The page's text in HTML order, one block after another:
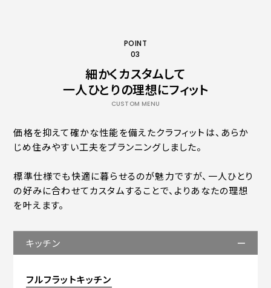
POINT
03
細かくカスタムして
一人ひとりの理想にフィット
CUSTOM MENU
価格を抑えて確かな性能を備えたクラフィットは、あらか
じめ住みやすい工夫をプランニングしました。
標準仕様でも快適に暮らせるのが魅力ですが、一人ひとり
の好みに合わせてカスタムすることで、よりあなたの理想
を叶えます。
キッチン
フルフラットキッチン